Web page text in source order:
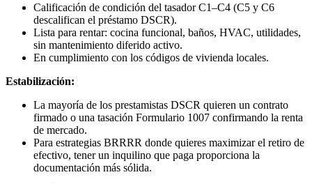
Calificación de condición del tasador C1–C4 (C5 y C6
descalifican el préstamo DSCR).
Lista para rentar: cocina funcional, baños, HVAC, utilidades,
sin mantenimiento diferido activo.
En cumplimiento con los códigos de vivienda locales.
Estabilización:
La mayoría de los prestamistas DSCR quieren un contrato
firmado o una tasación Formulario 1007 confirmando la renta
de mercado.
Para estrategias BRRRR donde quieres maximizar el retiro de
efectivo, tener un inquilino que paga proporciona la
documentación más sólida.